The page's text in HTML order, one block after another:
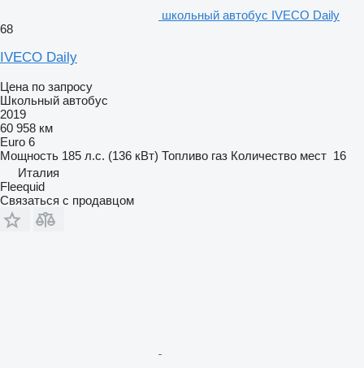
школьный автобус IVECO Daily
68
IVECO Daily
Цена по запросу
Школьный автобус
2019
60 958 км
Euro 6
Мощность 185 л.с. (136 кВт) Топливо газ Количество мест 16
Италия
Fleequid
Связаться с продавцом